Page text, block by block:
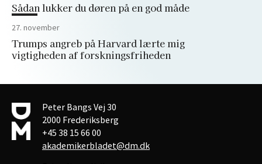
Sådan lukker du døren på en god måde
27. november
Trumps angreb på Harvard lærte mig
vigtigheden af forskningsfriheden
Peter Bangs Vej 30
2000 Frederiksberg
+45 38 15 66 00
akademikerbladet@dm.dk